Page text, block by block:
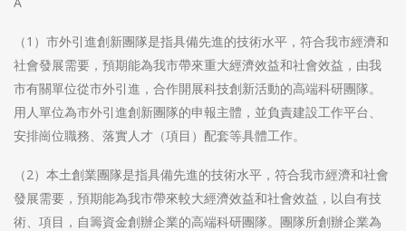
（1）市外引進創新團隊是指具備先進的技術水平，符合我市經濟和
社會發展需要，預期能為我市帶來重大經濟效益和社會效益，由我
市有關單位從市外引進，合作開展科技創新活動的高端科研團隊。
用人單位為市外引進創新團隊的申報主體，並負責建設工作平台、
安排崗位職務、落實人才（項目）配套等具體工作。
（2）本土創業團隊是指具備先進的技術水平，符合我市經濟和社會
發展需要，預期能為我市帶來較大經濟效益和社會效益，以自有技
術、項目，自籌資金創辦企業的高端科研團隊。團隊所創辦企業為